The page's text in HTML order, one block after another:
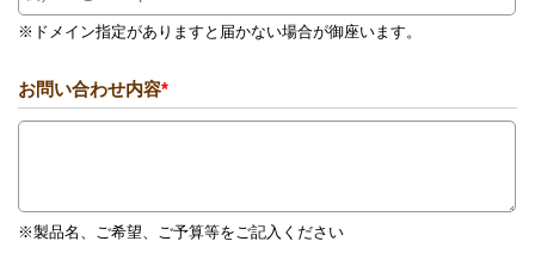
※ドメイン指定がありますと届かない場合が御座います。
お問い合わせ内容*
※製品名、ご希望、ご予算等をご記入ください